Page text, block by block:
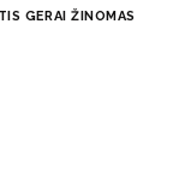
GERAI ŽINOMAS